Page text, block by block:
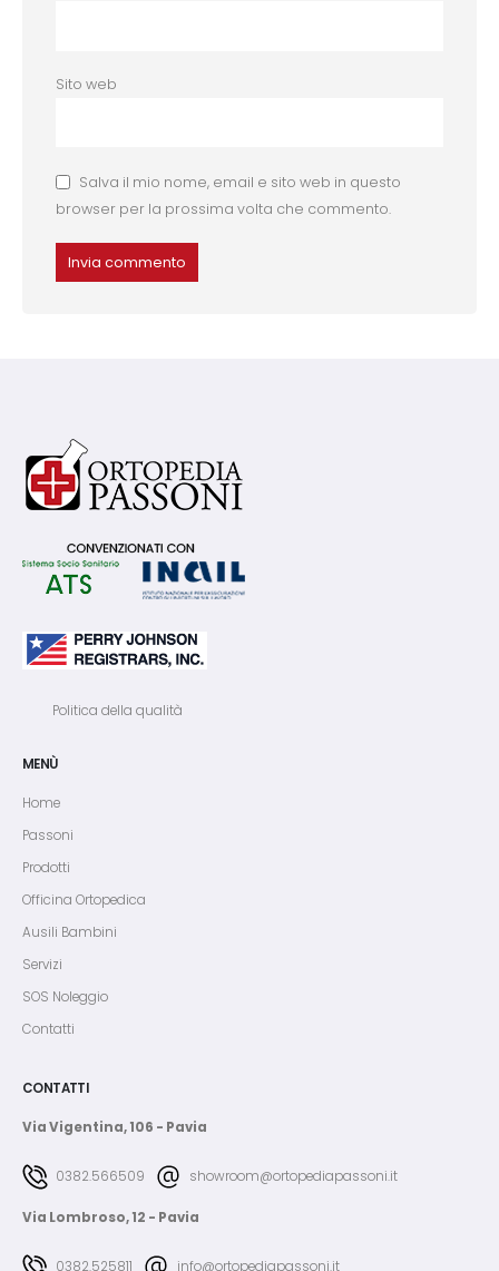
Sito web
Salva il mio nome, email e sito web in questo
browser per la prossima volta che commento.
Politica della qualità
MENÙ
Home
Passoni
Prodotti
Officina Ortopedica
Ausili Bambini
Servizi
SOS Noleggio
Contatti
CONTATTI
Via Vigentina, 106 - Pavia
0382.566509 showroom@ortopediapassoni.it
Via Lombroso, 12 - Pavia
0382.525811 info@ortopediapassoni.it